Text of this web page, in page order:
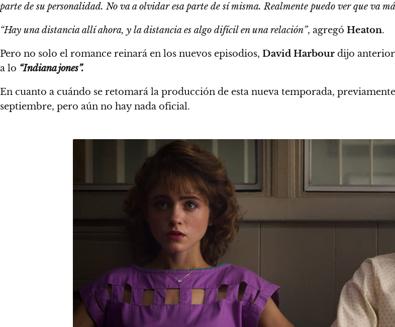
parte de su personalidad. No va a olvidar esa parte de sí misma. Realmente puedo ver que va
“Hay una distancia allí ahora, y la distancia es algo difícil en una relación”, agregó Heaton.
Pero no solo el romance reinará en los nuevos episodios, David Harbour dijo
a lo “Indiana jones”.
En cuanto a cuándo se retomará la producción de esta nueva temporada,
septiembre, pero aún no hay nada oficial.